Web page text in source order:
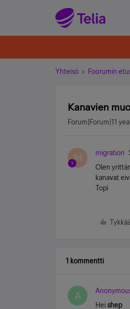
Yhteisö Foorumin
Kanavien
Forum|Forum|11
M migration
Olen
kanavat
Topi
1 kommentti
A
Heishep